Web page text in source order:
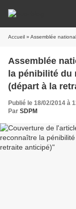
Accueil » Assemblée nationale : le
Assemblée
la pénibilité du
(départ à la
Publié le 18/02/2014 à
Par SDPM